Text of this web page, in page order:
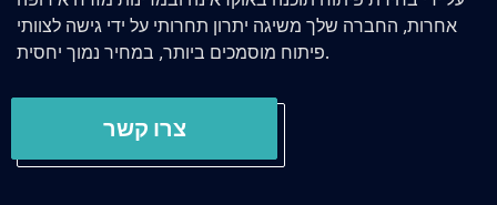
אחרות, החברה שלך משיגה יתרון תחרותי על ידי גישה לצוותי
פיתוח מוסמכים ביותר, במחיר נמוך יחסית.
צרו קשר